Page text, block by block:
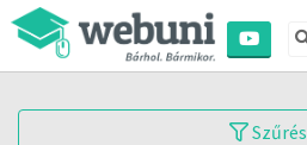
Szűrés